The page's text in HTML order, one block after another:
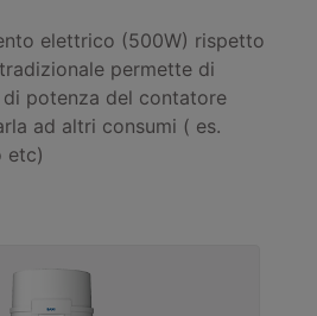
elettrico (500W) rispetto
permette di
potenza del contatore
ad altri consumi ( es.
etc)